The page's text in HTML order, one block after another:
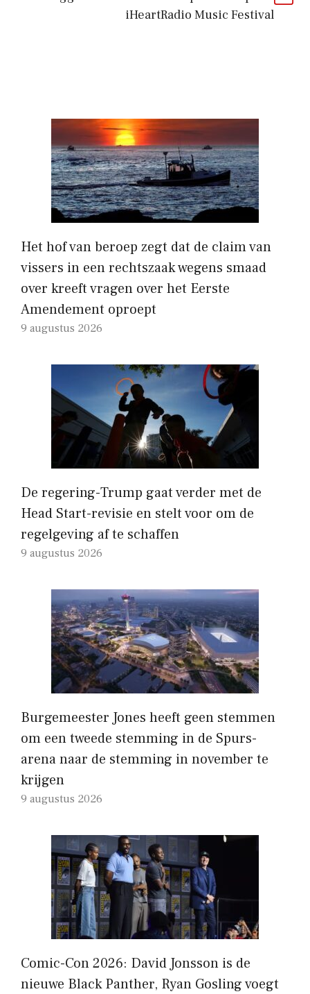
iHeartRadio Music Festival
Het hof van beroep zegt dat de claim van
vissers in een rechtszaak wegens smaad
over kreeft vragen over het Eerste
Amendement oproept
9 augustus 2026
De regering-Trump gaat verder met de
Head Start-revisie en stelt voor om de
regelgeving af te schaffen
9 augustus 2026
Burgemeester Jones heeft geen stemmen
om een ​​tweede stemming in de Spurs-
arena naar de stemming in november te
krijgen
9 augustus 2026
Comic-Con 2026: David Jonsson is de
nieuwe Black Panther, Ryan Gosling voegt